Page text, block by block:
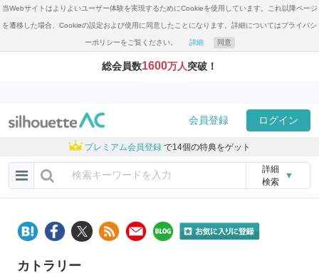
当Webサイトはよりよいユーザー体験を実現するためにCookieを使用しています。これ以降ページ
を遷移した場合、Cookieの設定および使用に同意したことになります。詳細についてはプライバシ
ーポリシーをご覧ください。 詳細 同意
総会員数1600万人突破！
会員登録 ログイン
プレミアム会員登録 で14個の特典をゲット
詳細
検索
▼
カトラリー